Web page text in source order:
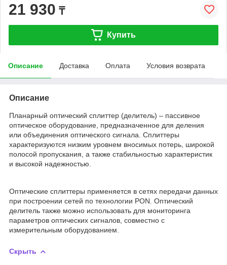
21 930 ₸
Купить
Описание Доставка Оплата Условия возврата
Описание
Планарный оптический сплиттер (делитель) – пассивное
оптическое оборудование, предназначенное для деления
или объединения оптического сигнала. Сплиттеры
характеризуются низким уровнем вносимых потерь, широкой
полосой пропускания, а также стабильностью характеристик
и высокой надежностью.
Оптические сплиттеры применяется в сетях передачи данных
при построении сетей по технологии PON. Оптический
делитель также можно использовать для мониторинга
параметров оптических сигналов, совместно с
измерительным оборудованием.
Скрыть